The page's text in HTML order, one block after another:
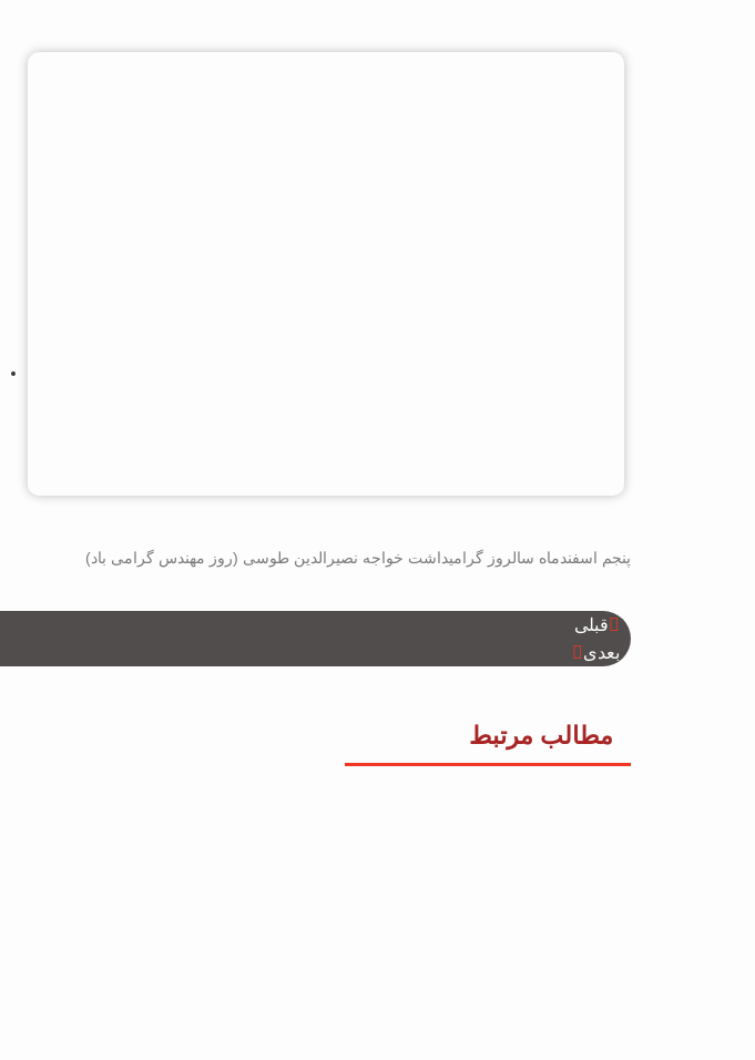
پنجم اسفندماه سالروز گرامیداشت خواجه نصیرالدین طوسی (روز مهندس گرامی باد)
قبلی
بعدی
مطالب مرتبط